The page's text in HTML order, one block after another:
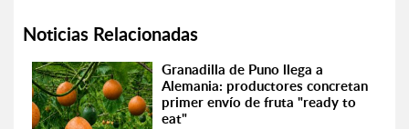
Noticias Relacionadas
Granadilla de Puno llega a
Alemania: productores concretan
primer envío de fruta "ready to
eat"